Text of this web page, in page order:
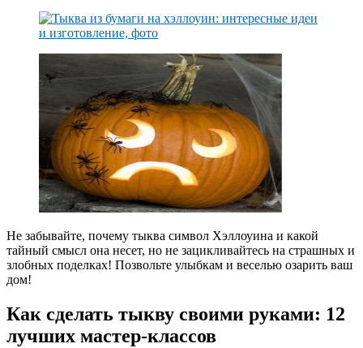
Не забывайте, почему тыква символ Хэллоуина и какой
тайный смысл она несет, но не зацикливайтесь на страшных и
злобных поделках! Позвольте улыбкам и веселью озарить ваш
дом!
Как сделать тыкву своими руками: 12
лучших мастер-классов